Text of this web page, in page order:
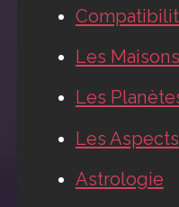
Les Maisons
Les
Les Aspects
Astrologie